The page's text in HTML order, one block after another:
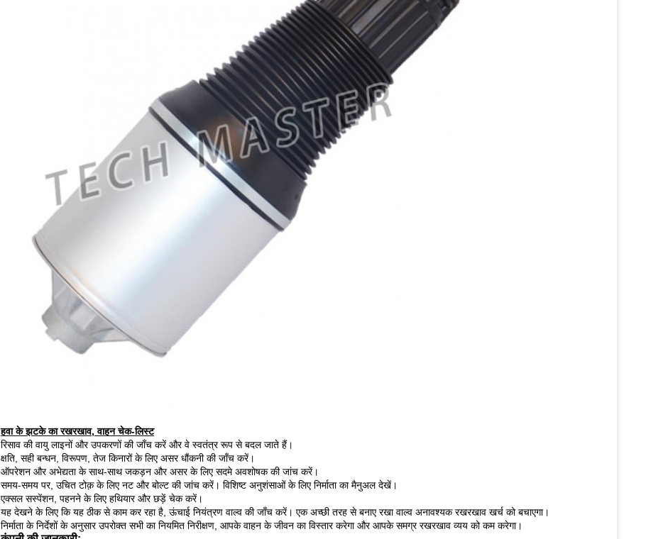
हवा के झटके का रखरखाव, वाहन चेक-लिस्ट
रिसाव की वायु लाइनों और उपकरणों की जाँच करें और वे स्वतंत्र रूप से बदल जाते हैं।
क्षति, सही बन्धन, विरूपण, तेज किनारों के लिए असर धौंकनी की जाँच करें।
ऑपरेशन और अभेद्यता के साथ-साथ जकड़न और असर के लिए सदमे अवशोषक की जांच करें।
समय-समय पर, उचित टोक़ के लिए नट और बोल्ट की जांच करें। विशिष्ट अनुशंसाओं के लिए निर्माता का मैनुअल देखें।
एक्सल सस्पेंशन, पहनने के लिए हथियार और छड़ें चेक करें।
यह देखने के लिए कि यह ठीक से काम कर रहा है, ऊंचाई नियंत्रण वाल्व की जाँच करें। एक अच्छी तरह से बनाए रखा वाल्व अनावश्यक रखरखाव खर्च को बचाएगा।
निर्माता के निर्देशों के अनुसार उपरोक्त सभी का नियमित निरीक्षण, आपके वाहन के जीवन का विस्तार करेगा और आपके समग्र रखरखाव व्यय को कम करेगा।